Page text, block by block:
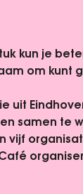
kun je
om kunt
uit
samen te
vijf